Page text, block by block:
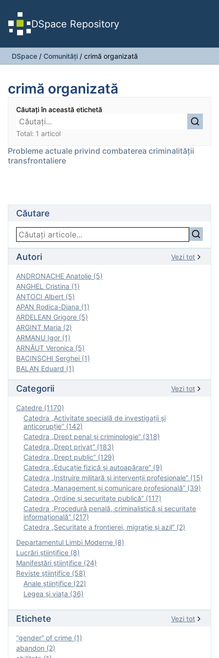
DSpace Repository
DSpace / Comunități / crimă organizată
crimă organizată
Căutați în această etichetă
Total: 1 articol
Probleme actuale privind combaterea criminalităţii
transfrontaliere
Căutare
Autori Vezi tot
ANDRONACHE Anatolie (5)
ANGHEL Cristina (1)
ANTOCI Albert (5)
APAN Rodica-Diana (1)
ARDELEAN Grigore (5)
ARGINT Maria (2)
ARMANU Igor (1)
ARNĂUT Veronica (5)
BACINSCHI Serghei (1)
BALAN Eduard (1)
Categorii Vezi tot
Catedre (1170)
Catedra „Activitate specială de investigaţii şi
anticorupție” (142)
Catedra „Drept penal și criminologie” (318)
Catedra „Drept privat” (183)
Catedra „Drept public” (129)
Catedra „Educație fizică şi autoapărare” (9)
Catedra „Instruire militară şi intervenţii profesionale” (15)
Catedra „Management și comunicare profesională” (39)
Catedra „Ordine și securitate publică” (117)
Catedra „Procedură penală, criminalistică și securitate
informațională” (217)
Catedra „Securitate a frontierei, migrație și azil” (2)
Departamentul Limbi Moderne (8)
Lucrări științifice (8)
Manifestări ştiinţifice (24)
Reviste ştiinţifice (58)
Anale ştiinţifice (22)
Legea şi viaţa (36)
Etichete Vezi tot
“gender” of crime (1)
abandon (2)